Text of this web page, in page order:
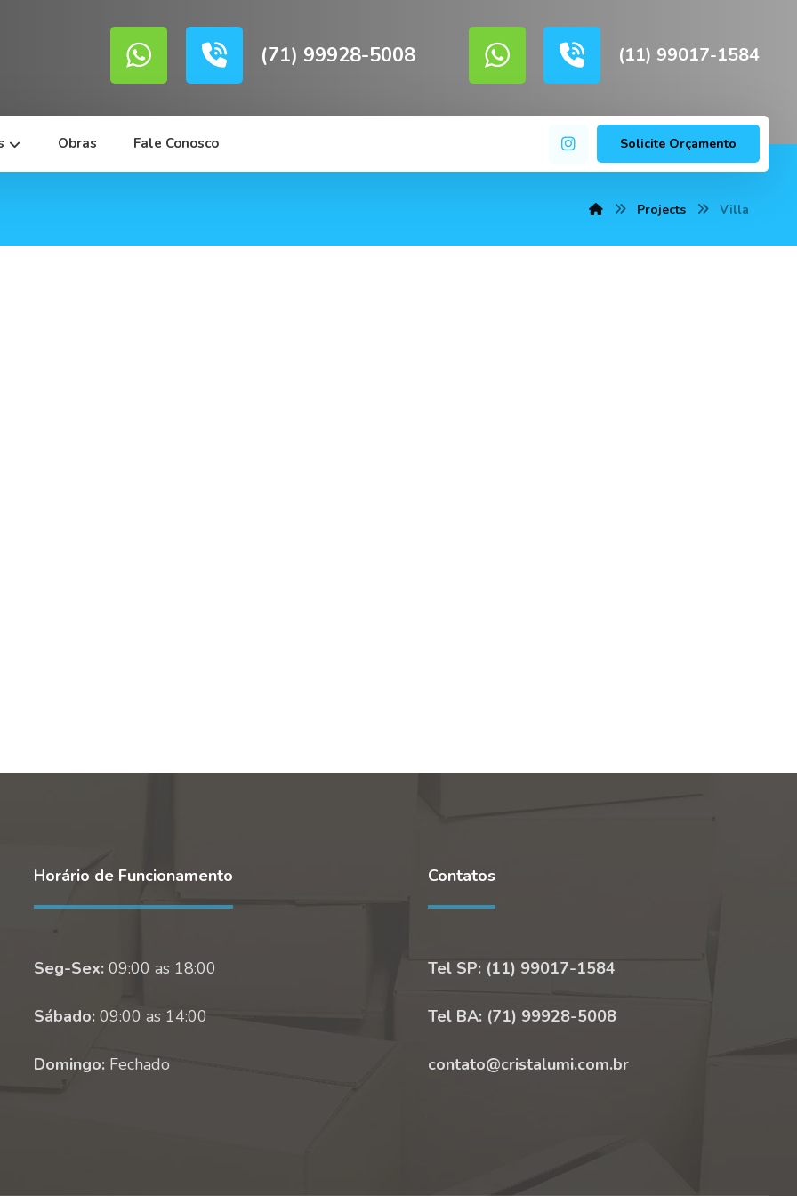
(11) 99017-1584
(71) 99928-5008
Obras Fale Conosco Solicite Orçamento
Projects Villa
Horário de Funcionamento
Seg-Sex:09:00 as 18:00
Sábado:09:00 as 14:00
Domingo:Fechado
Contatos
Tel SP: (11) 99017-1584
Tel BA: (71) 99928-5008
contato@cristalumi.com.br